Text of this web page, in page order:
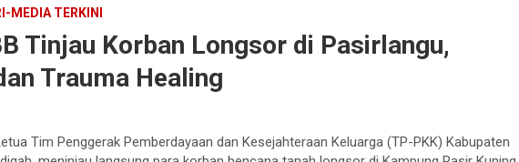
MEDIA TERKINI
Tinjau Korban Longsor di Pasirlangu,
Trauma Healing
Tim Penggerak Pemberdayaan dan Kesejahteraan Keluarga (TP-PKK) Kabupaten